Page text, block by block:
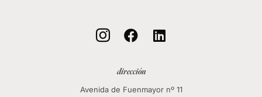
  
dirección
Avenida de Fuenmayor nº 11